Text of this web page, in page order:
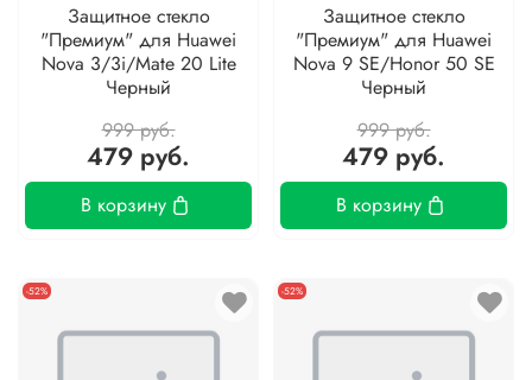
Защитное стекло
"Премиум" для Huawei
Nova 3/3i/Mate 20 Lite
Черный
999 руб.
479 руб.
В корзину
Защитное стекло
"Премиум" для Huawei
Nova 9 SE/Honor 50 SE
Черный
999 руб.
479 руб.
В корзину
-52% -52%